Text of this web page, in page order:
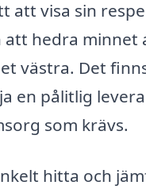
att visa sin
hedra minnet
västra. Det
en pålitlig
som krävs.
hitta och